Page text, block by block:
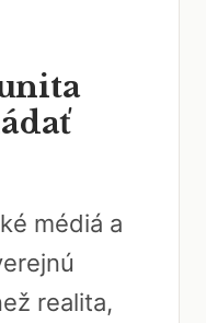
médiá a
realita,